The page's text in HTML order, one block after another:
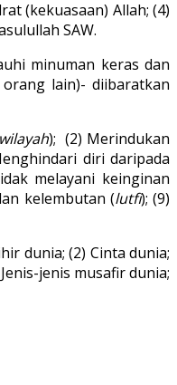
(kekuasaan) Allah; (4)
SAW.
minuman keras dan
lain)- diibaratkan
); (2) Merindukan
diri daripada
melayani keinginan
kelembutan (lutfi); (9)
dunia; (2) Cinta dunia;
jenis musafir dunia;